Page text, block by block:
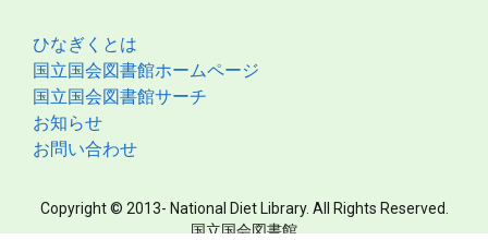
ひなぎくとは
国立国会図書館ホームページ
国立国会図書館サーチ
お知らせ
お問い合わせ
Copyright © 2013- National Diet Library. All Rights Reserved.